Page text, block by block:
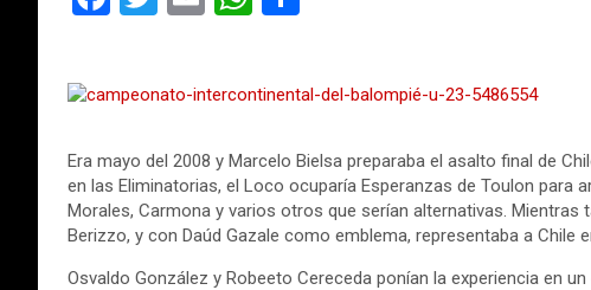
b
o
o
k
er
s
A
p
p
p
ar
tir
Era mayo del 2008 y Marcelo Bielsa preparaba el asalto final de
en las Eliminatorias, el Loco ocuparía Esperanzas de Toulon para
Morales, Carmona y varios otros que serían alternativas. Mientras
Berizzo, y con Daúd Gazale como emblema, representaba a Chile
Osvaldo González y Robeeto Cereceda ponían la experiencia en